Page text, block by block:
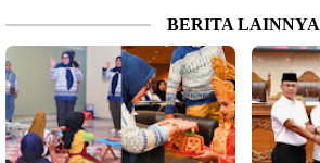
BERITA LAINNYA